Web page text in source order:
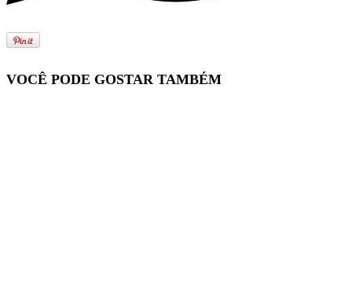
VOCÊ PODE GOSTAR TAMBÉM